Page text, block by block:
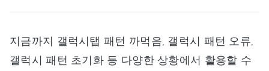
지금까지 갤럭시탭 패턴 까먹음, 갤럭시 패턴 오류,
갤럭시 패턴 초기화 등 다양한 상황에서 활용할 수